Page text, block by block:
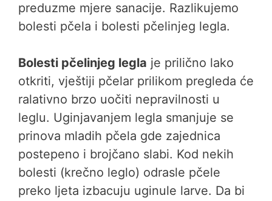
preduzme mjere sanacije. Razlikujemo
bolesti pčela i bolesti pčelinjeg legla.
Bolesti pčelinjeg legla je prilično lako
otkriti, vještiji pčelar prilikom pregleda će
ralativno brzo uočiti nepravilnosti u
leglu. Uginjavanjem legla smanjuje se
prinova mladih pčela gde zajednica
postepeno i brojčano slabi. Kod nekih
bolesti (krečno leglo) odrasle pčele
preko ljeta izbacuju uginule larve. Da bi